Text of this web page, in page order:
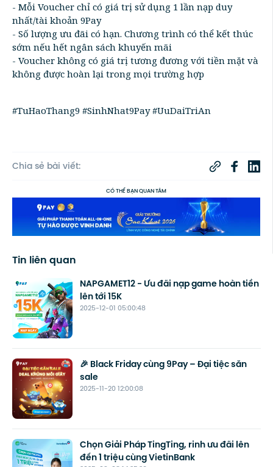
- Mỗi Voucher chỉ có giá trị sử dụng 1 lần nạp duy
nhất/tài khoản 9Pay
- Số lượng ưu đãi có hạn. Chương trình có thể kết thúc
sớm nếu hết ngân sách khuyến mãi
- Voucher không có giá trị tương đương với tiền mặt và
không được hoàn lại trong mọi trường hợp
#TuHaoThang9 #SinhNhat9Pay #UuDaiTriAn
Chia sẻ bài viết:
CÓ THỂ BẠN QUAN TÂM
Tin liên quan
2025-12-01 05:00:48
NAPGAMET12 - Ưu đãi nạp game hoàn tiền
lên tới 15K
2025-11-20 12:00:08
🎉 Black Friday cùng 9Pay – Đại tiệc săn
sale
Chọn Giải Pháp TingTing, rinh ưu đãi lên
đến 1 triệu cùng VietinBank